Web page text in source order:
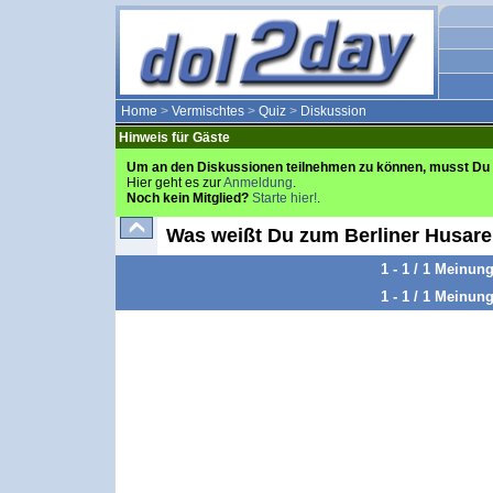
Home > Vermischtes > Quiz > Diskussion
Hinweis für Gäste
Um an den Diskussionen teilnehmen zu können, musst
Hier geht es zurAnmeldung.
Noch kein Mitglied? Starte hier!.
Was weißt Du zum Berliner
1 - 1 / 1
1 - 1 / 1